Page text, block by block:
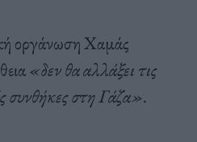
οργάνωση Χαμάς
«δεν θα αλλάξει τις
συνθήκες στη Γάζα».